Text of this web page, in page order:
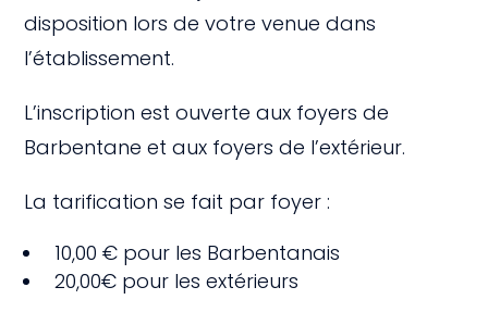
disposition lors de votre venue dans
l’établissement.
L’inscription est ouverte aux foyers de
Barbentane et aux foyers de l’extérieur.
La tarification se fait par foyer :
10,00 € pour les Barbentanais
20,00€ pour les extérieurs